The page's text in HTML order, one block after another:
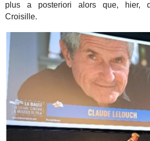
plus a posteriori alors que, hier,
Croisille.